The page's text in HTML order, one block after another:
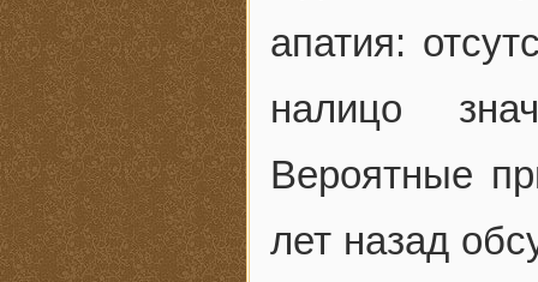
апатия:
налицо
Вероятные
лет назад